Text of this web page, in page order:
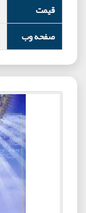
قیمت
صفحه وب